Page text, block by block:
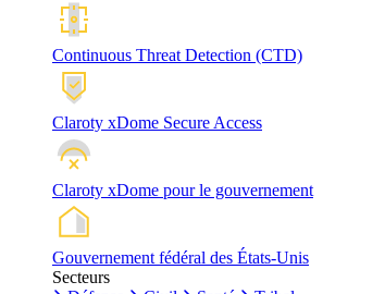
Continuous Threat Detection (CTD)
Claroty xDome Secure Access
Claroty xDome pour le gouvernement
Gouvernement fédéral des États-Unis
Secteurs